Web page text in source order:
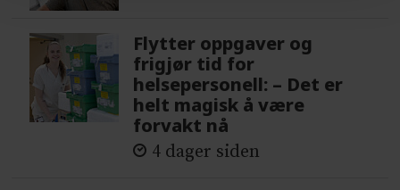
Flytter oppgaver og
frigjør tid for
helsepersonell: – Det er
helt magisk å være
forvakt nå
4 dager siden